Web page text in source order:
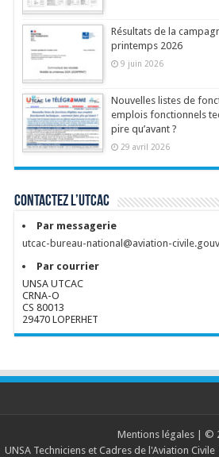
Résultats de la
printemps 2026
9 juin 2026
Nouvelles listes de
emplois fonctionnels
pire qu’avant ?
29 avril 2026
Contactez l’UTCAC
Par messagerie
utcac-bureau-national@aviation-
Par courrier
UNSA UTCAC
CRNA-O
CS 80013
29470 LOPERHET
Mentions légales| ©
UNSA Techniciens et Cadres de l'Aviation Civile